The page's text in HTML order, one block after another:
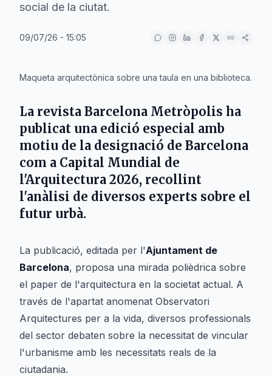
social de la ciutat.
09/07/26 - 15:05
Maqueta arquitectònica sobre una taula en una biblioteca.
La revista Barcelona Metròpolis ha
publicat una edició especial amb
motiu de la designació de Barcelona
com a Capital Mundial de
l'Arquitectura 2026, recollint
l'anàlisi de diversos experts sobre el
futur urbà.
La publicació, editada per l'Ajuntament de
Barcelona, proposa una mirada polièdrica sobre
el paper de l'arquitectura en la societat actual. A
través de l'apartat anomenat Observatori
Arquitectures per a la vida, diversos professionals
del sector debaten sobre la necessitat de vincular
l'urbanisme amb les necessitats reals de la
ciutadania.